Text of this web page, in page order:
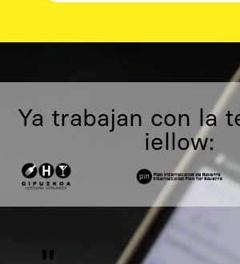
vídeo
Ya trabajan con la
iellow: